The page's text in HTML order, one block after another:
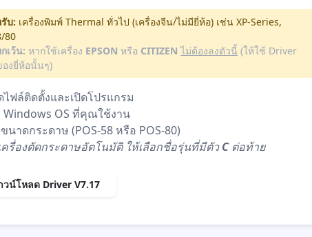
บ: เครื่องพิมพ์ Thermal ทั่วไป (เครื่องจีน/ไม่มียี่ห้อ) เช่น XP-Series,
80
เว้น: หากใช้เครื่อง EPSON หรือ CITIZEN ไม่ต้องลงตัวนี้ (ให้ใช้ Driver
องยี่ห้อนั้นๆ)
ฟล์ติดตั้งและเปิดโปรแกรม
Windows OS ที่คุณใช้งาน
นาดกระดาษ (POS-58 หรือ POS-80)
ครื่องตัดกระดาษอัตโนมัติ ให้เลือกชื่อรุ่นที่มีตัวC ต่อท้าย
วน์โหลด Driver V7.17